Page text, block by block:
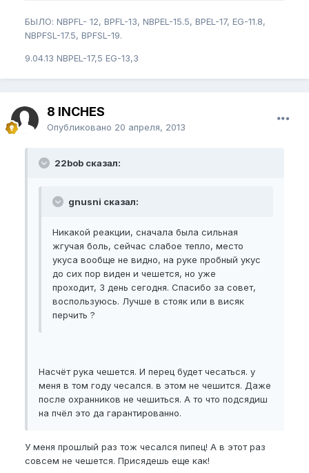
БЫЛО: NBPFL- 12, BPFL-13, NBPEL-15.5, BPEL-17, EG-11.8,
NBPFSL-17.5, BPFSL-19.
9.04.13 NBPEL-17,5 EG-13,3
8 INCHES
Опубликовано 20 апреля, 2013
22bob сказал:
gnusni сказал:
Никакой реакции, сначала была сильная
жгучая боль, сейчас слабое тепло, место
укуса вообще не видно, на руке пробный укус
до сих пор виден и чешется, но уже
проходит, 3 день сегодня. Спасибо за совет,
воспользуюсь. Лучше в стояк или в висяк
перчить ?
Насчёт рука чешется. И перец будет чесаться. у
меня в том году чесался. в этом не чешится. Даже
после охранников не чешиться. А то что подсядиш
на пчёл это да гарантированно.
У меня прошлый раз тож чесался пипец! А в этот раз
совсем не чешется. Присядешь еще как!